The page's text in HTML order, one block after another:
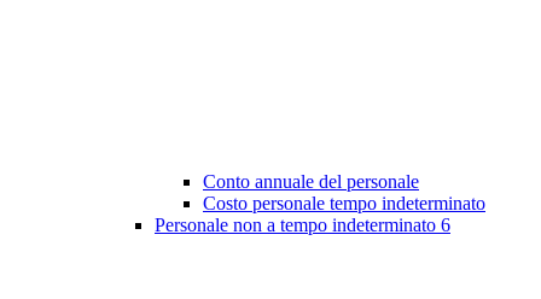
Conto annuale del personale
Costo personale tempo indeterminato
Personale non a tempo indeterminato 6